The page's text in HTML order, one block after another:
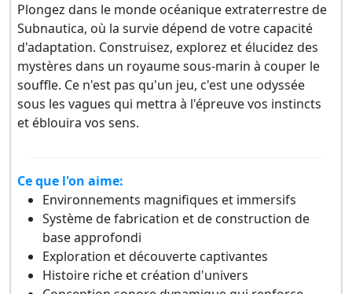
Plongez dans le monde océanique extraterrestre de
Subnautica, où la survie dépend de votre capacité
d'adaptation. Construisez, explorez et élucidez des
mystères dans un royaume sous-marin à couper le
souffle. Ce n'est pas qu'un jeu, c'est une odyssée
sous les vagues qui mettra à l'épreuve vos instincts
et éblouira vos sens.
Ce que l'on aime:
Environnements magnifiques et immersifs
Système de fabrication et de construction de
base approfondi
Exploration et découverte captivantes
Histoire riche et création d'univers